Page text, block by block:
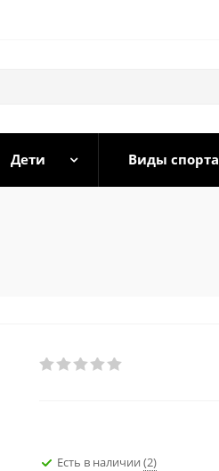
Дети Виды спорта
Есть в наличии (2)